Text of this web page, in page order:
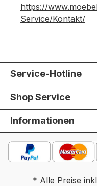
https://
Service/Kontakt/
Service-Hotline
Shop Service
Informationen
* Alle Preise